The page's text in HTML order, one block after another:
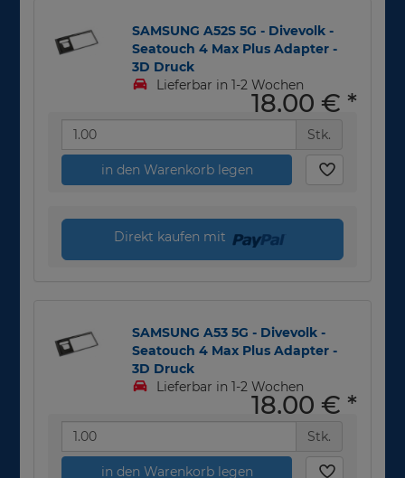
SAMSUNG A52S 5G - Divevolk -
Seatouch 4 Max Plus Adapter -
3D Druck
Lieferbar in 1-2 Wochen
18,00 € *
Stk.
in den Warenkorb legen
Direkt kaufen mit
SAMSUNG A53 5G - Divevolk -
Seatouch 4 Max Plus Adapter -
3D Druck
Lieferbar in 1-2 Wochen
18,00 € *
Stk.
in den Warenkorb legen